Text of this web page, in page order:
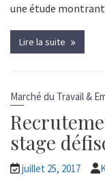
une étude
Lire la suite
Marché du Travail &
stage
juillet 25, 2017